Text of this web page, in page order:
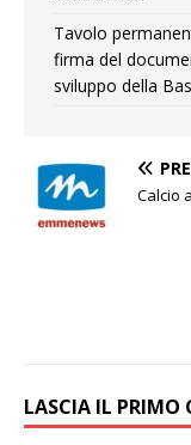
Tavolo
firma del
sviluppo della
Calcio
LASCIA IL PRIMO